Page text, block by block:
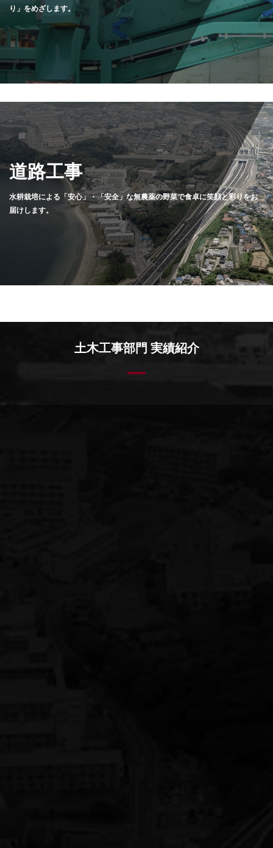
り」をめざします。
道路工事
水耕栽培による「安心」・「安全」な無農薬の野菜で食卓に笑顔と彩りをお
届けします。
土木工事部門 実績紹介